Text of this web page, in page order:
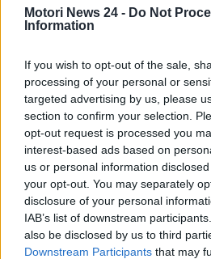
Motori News 24 - Do Not
Information
If you wish to opt-out of the sale,
processing of your personal or
targeted advertising by us, please
section to confirm your selection.
opt-out request is processed you
interest-based ads based on
us or personal information
your opt-out. You may separately
disclosure of your personal
IAB’s list of downstream
also be disclosed by us to third
Downstream Participants that may
auto più eleganti della storia
anche da celebrità come James
milioni di dollari.
I modelli Ferrari
ma che oggi
pazzesco
Fra la fine degli anni ’70 e gli
realizzata la
Ferrari 512 BB
Vennero prodotti appena